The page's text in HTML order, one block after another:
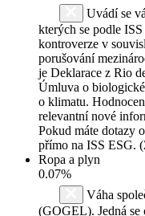
Uvádí se
kterých se podle
kontroverze v
porušování
je Deklarace z Rio
Úmluva o
o klimatu.
relevantní nové
Pokud máte dotazy
přímo na ISS ESG.
Ropa a plyn
0.07%
Váha
(GOGEL). Jedná se